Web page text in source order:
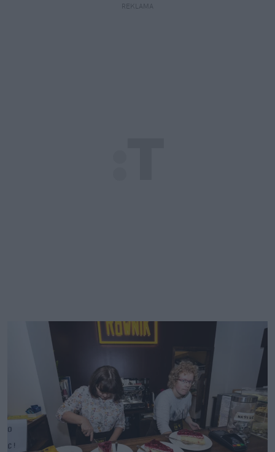
REKLAMA